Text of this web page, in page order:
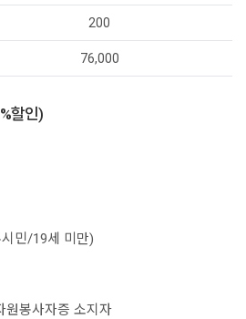
200
76,000
할인)
민/19세 미만)
원봉사자증 소지자